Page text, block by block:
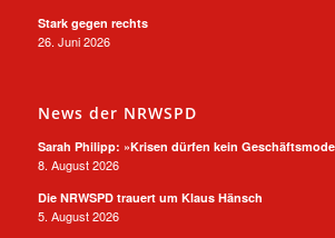
Stark gegen rechts
26. Juni 2026
News der NRWSPD
Sarah Philipp: »Krisen dürfen kein
8. August 2026
Die NRWSPD trauert um Klaus Hänsch
5. August 2026